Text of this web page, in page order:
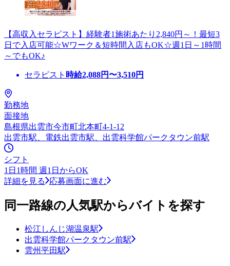
【高収入セラピスト】経験者1施術あたり2,840円～！最短3
日で入店可能☆Wワーク＆短時間入店もOK☆週1日～1時間
～でもOK♪
セラピスト 時給2,088円〜3,510円
勤務地
面接地
島根県出雲市今市町北本町4-1-12
出雲市駅、電鉄出雲市駅、出雲科学館パークタウン前駅
シフト
1日1時間 週1日からOK
詳細を見る
応募画面に進む
同一路線の人気駅からバイトを探す
松江しんじ湖温泉駅
出雲科学館パークタウン前駅
雲州平田駅